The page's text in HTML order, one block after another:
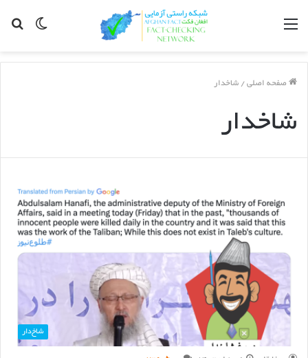
Switch
مینو
صفحه اصلی / شاخدار
شاخدار
شاخ‌دار